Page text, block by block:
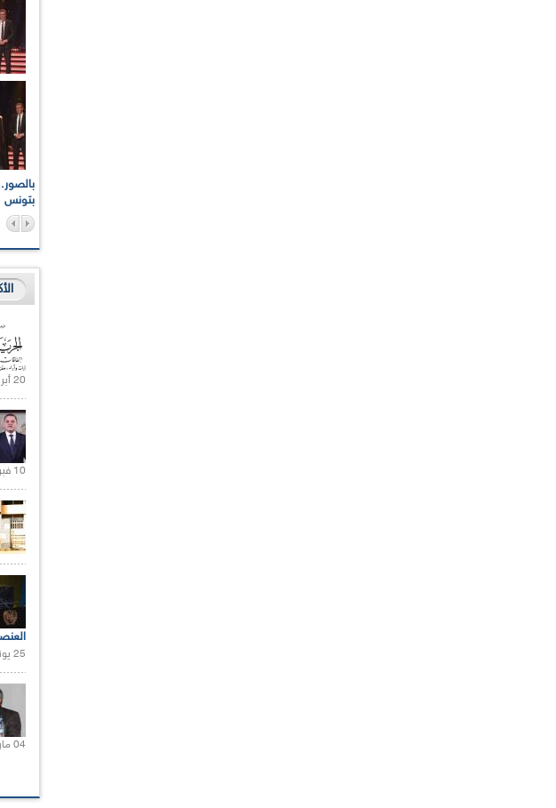
بتونس
20 أبريل 2021 |
10 فبراير 2021 |
25 يونيو 2021 |
04 مارس 2020 |